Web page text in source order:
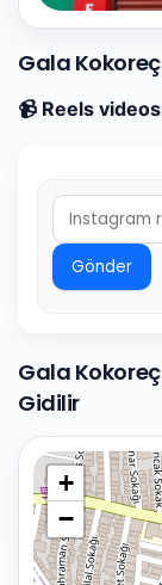
Gala
📹 Reels
Gönder
Gala
Gidilir
+
−